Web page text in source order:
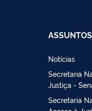
ASSUNTOS
Notícias
Secretaria
Justiça -
Secretaria